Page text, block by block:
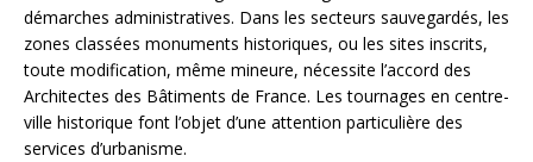
démarches administratives. Dans les secteurs sauvegardés, les
zones classées monuments historiques, ou les sites inscrits,
toute modification, même mineure, nécessite l’accord des
Architectes des Bâtiments de France. Les tournages en centre-
ville historique font l’objet d’une attention particulière des
services d’urbanisme.